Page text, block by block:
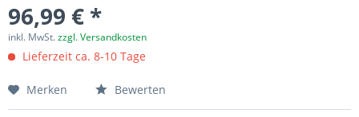
96,99 € *
inkl. MwSt.zzgl. Versandkosten
Lieferzeit ca. 8-10 Tage
Merken Bewerten